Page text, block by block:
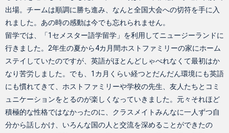
出場。チームは順調に勝ち進み、なんと全国大会への切符を手に入
れました。あの時の感動は今でも忘れられません。
留学では、「1セメスター語学留学」を利用してニュージーランドに
行きました。2年生の夏から4カ月間ホストファミリーの家にホーム
ステイしていたのですが、英語がほとんどしゃべれなくて最初はか
なり苦労しました。でも、1カ月くらい経つとだんだん環境にも英語
にも慣れてきて、ホストファミリーや学校の先生、友人たちとコミ
ュニケーションをとるのが楽しくなっていきました。元々それほど
積極的な性格ではなかったのに、クラスメイトみんなに一人ずつ自
分から話しかけ、いろんな国の人と交流を深めることができたの